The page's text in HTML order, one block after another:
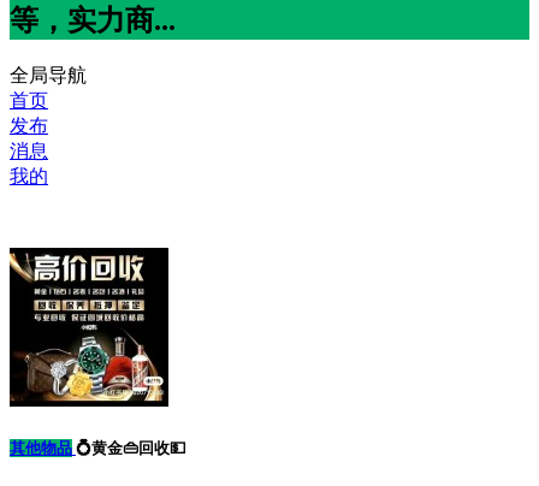
等，实力商...
全局导航
首页
发布
消息
我的
其他物品 💍黄金👜回收💵